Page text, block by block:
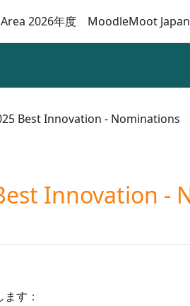
2026年度 MoodleMoot
Best Innovation - Nominations
Innovation -
す：